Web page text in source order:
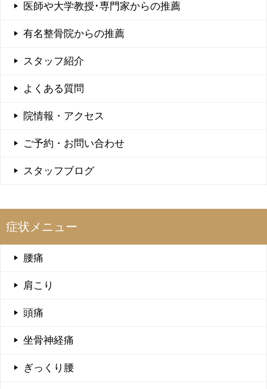
医師や大学教授･専門家からの推薦
有名整骨院からの推薦
スタッフ紹介
よくある質問
院情報・アクセス
ご予約・お問い合わせ
スタッフブログ
症状メニュー
腰痛
肩こり
頭痛
坐骨神経痛
ぎっくり腰